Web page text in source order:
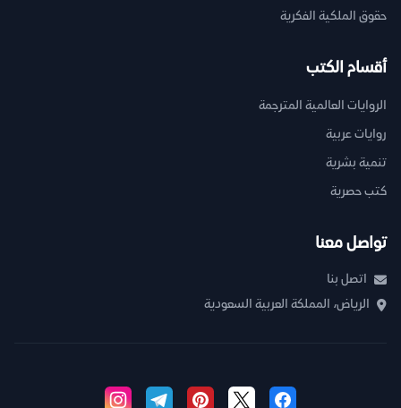
حقوق الملكية الفكرية
أقسام الكتب
الروايات العالمية المترجمة
روايات عربية
تنمية بشرية
كتب حصرية
تواصل معنا
اتصل بنا
الرياض، المملكة العربية السعودية